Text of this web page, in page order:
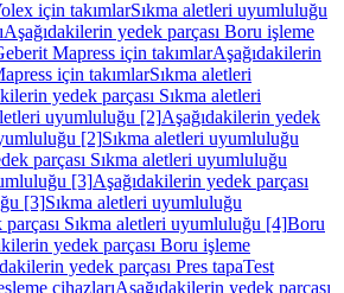
için takımlarSıkma aletleri uyumluluğu
Aşağıdakilerin yedek parçası Boru işleme
Mapress için takımlarAşağıdakilerin
için takımlarSıkma aletleri
yedek parçası Sıkma aletleri
uyumluluğu [2]Aşağıdakilerin yedek
[2]Sıkma aletleri uyumluluğu
parçası Sıkma aletleri uyumluluğu
[3]Aşağıdakilerin yedek parçası
[3]Sıkma aletleri uyumluluğu
Sıkma aletleri uyumluluğu [4]Boru
yedek parçası Boru işleme
yedek parçası Pres tapaTest
cihazlarıAşağıdakilerin yedek parçası